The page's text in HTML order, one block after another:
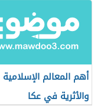
أهم المعالم الإسلامية
والأثرية في عكا